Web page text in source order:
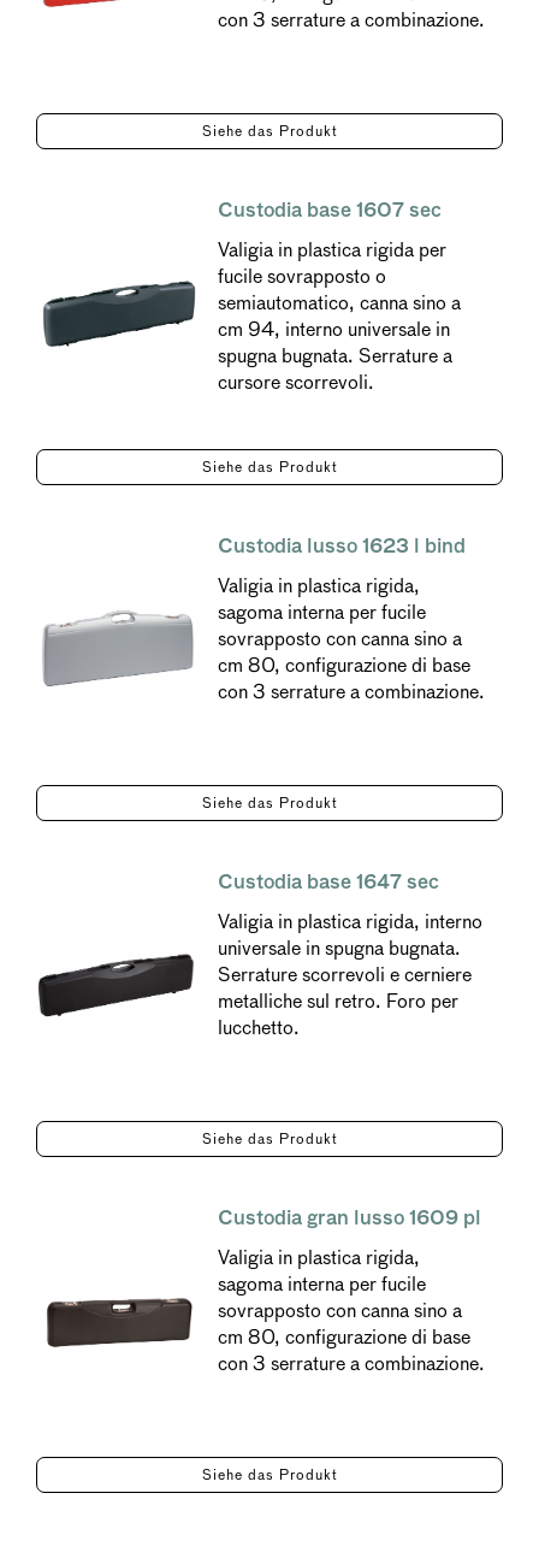
con 3 serrature a combinazione.
Siehe das Produkt
Custodia base 1607 sec
Valigia in plastica rigida per
fucile sovrapposto o
semiautomatico, canna sino a
cm 94, interno universale in
spugna bugnata. Serrature a
cursore scorrevoli.
Siehe das Produkt
Custodia lusso 1623 l bind
Valigia in plastica rigida,
sagoma interna per fucile
sovrapposto con canna sino a
cm 80, configurazione di base
con 3 serrature a combinazione.
Siehe das Produkt
Custodia base 1647 sec
Valigia in plastica rigida, interno
universale in spugna bugnata.
Serrature scorrevoli e cerniere
metalliche sul retro. Foro per
lucchetto.
Siehe das Produkt
Custodia gran lusso 1609 pl
Valigia in plastica rigida,
sagoma interna per fucile
sovrapposto con canna sino a
cm 80, configurazione di base
con 3 serrature a combinazione.
Siehe das Produkt